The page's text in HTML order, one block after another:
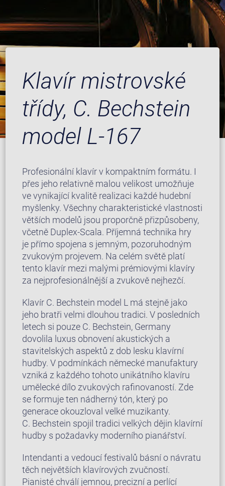
Klavír mistrovské
třídy, C. Bechstein
model L-167
Profesionální klavír v kompaktním formátu. I
přes jeho relativně malou velikost umožňuje
ve vynikající kvalitě realizaci každé hudební
myšlenky. Všechny charakteristické vlastnosti
větších modelů jsou proporčně přizpůsobeny,
včetně Duplex-Scala. Příjemná technika hry
je přímo spojena s jemným, pozoruhodným
zvukovým projevem. Na celém světě platí
tento klavír mezi malými prémiovými klavíry
za nejprofesionálnější a zvukově nejhezčí.
Klavír C. Bechstein model L má stejně jako
jeho bratři velmi dlouhou tradici. V posledních
letech si pouze C. Bechstein, Germany
dovolila luxus obnovení akustických a
stavitelských aspektů z dob lesku klavírní
hudby. V podmínkách německé manufaktury
vzniká z každého tohoto unikátního klavíru
umělecké dílo zvukových rafinovaností. Zde
se formuje ten nádherný tón, který po
generace okouzloval velké muzikanty.
C. Bechstein spojil tradici velkých dějin klavírní
hudby s požadavky moderního pianářství.
Intendanti a vedoucí festivalů básní o návratu
těch největších klavírových zvučností.
Pianisté chválí jemnou, precizní a perlící